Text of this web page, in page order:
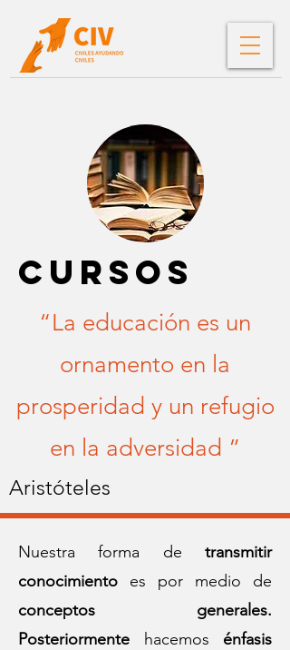
cursos
“La educación es un
ornamento en la
prosperidad y un refugio
en la adversidad ”
Aristóteles
Nuestra forma de transmitir
conocimiento es por medio de
conceptos generales.
Posteriormente hacemos énfasis